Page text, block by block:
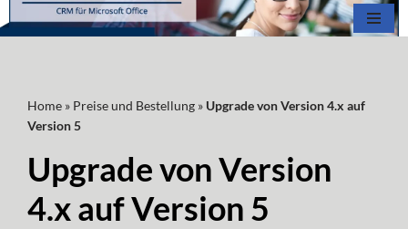
Home » Preise und Bestellung » Upgrade von Version 4.x auf
Version 5
Upgrade von Version
4.x auf Version 5